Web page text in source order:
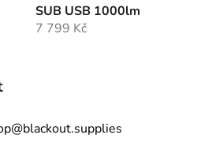
SUB USB 1000lm
7 799 Kč
@blackout.supplies